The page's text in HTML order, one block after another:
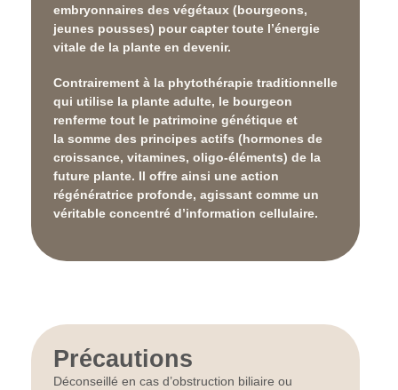
embryonnaires des végétaux (bourgeons,
jeunes pousses) pour capter toute l’énergie
vitale de la plante en devenir.
Contrairement à la phytothérapie traditionnelle
qui utilise la plante adulte, le bourgeon
renferme tout le patrimoine génétique et
la somme des principes actifs (hormones de
croissance, vitamines, oligo-éléments) de la
future plante. Il offre ainsi une action
régénératrice profonde, agissant comme un
véritable concentré d’information cellulaire.
Précautions
Déconseillé en cas d’obstruction biliaire ou